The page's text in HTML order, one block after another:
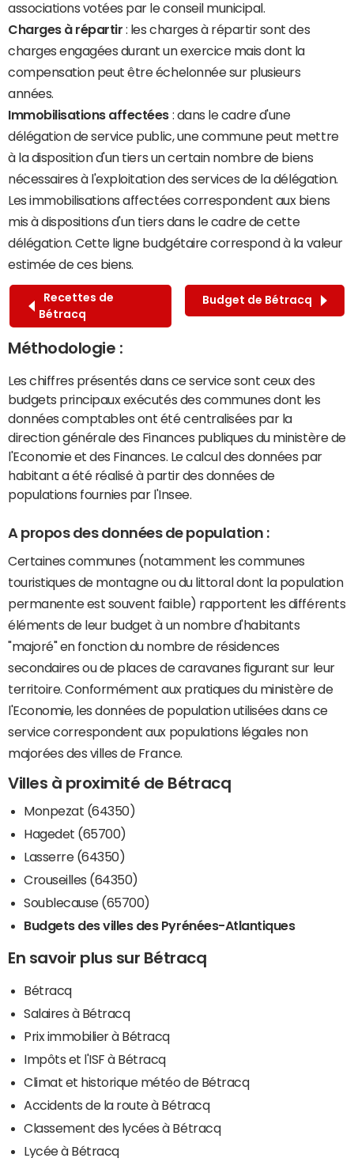
associations votées par le conseil municipal.
Charges à répartir : les charges à répartir sont des
charges engagées durant un exercice mais dont la
compensation peut être échelonnée sur plusieurs
années.
Immobilisations affectées : dans le cadre d'une
délégation de service public, une commune peut mettre
à la disposition d'un tiers un certain nombre de biens
nécessaires à l'exploitation des services de la délégation.
Les immobilisations affectées correspondent aux biens
mis à dispositions d'un tiers dans le cadre de cette
délégation. Cette ligne budgétaire correspond à la valeur
estimée de ces biens.
Recettes de
Bétracq
Budget de Bétracq
Méthodologie :
Les chiffres présentés dans ce service sont ceux des
budgets principaux exécutés des communes dont les
données comptables ont été centralisées par la
direction générale des Finances publiques du ministère de
l'Economie et des Finances. Le calcul des données par
habitant a été réalisé à partir des données de
populations fournies par l'Insee.
A propos des données de population :
Certaines communes (notamment les communes
touristiques de montagne ou du littoral dont la population
permanente est souvent faible) rapportent les différents
éléments de leur budget à un nombre d'habitants
"majoré" en fonction du nombre de résidences
secondaires ou de places de caravanes figurant sur leur
territoire. Conformément aux pratiques du ministère de
l'Economie, les données de population utilisées dans ce
service correspondent aux populations légales non
majorées des villes de France.
Villes à proximité de Bétracq
Monpezat (64350)
Hagedet (65700)
Lasserre (64350)
Crouseilles (64350)
Soublecause (65700)
Budgets des villes des Pyrénées-Atlantiques
En savoir plus sur Bétracq
Bétracq
Salaires à Bétracq
Prix immobilier à Bétracq
Impôts et l'ISF à Bétracq
Climat et historique météo de Bétracq
Accidents de la route à Bétracq
Classement des lycées à Bétracq
Lycée à Bétracq